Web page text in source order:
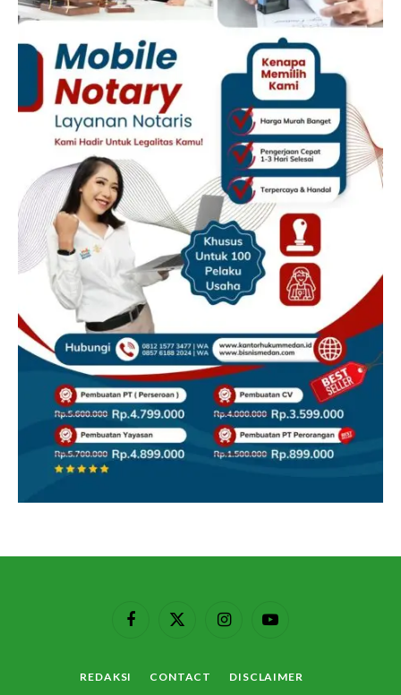
FacebookX
InstagramYouTube
REDAKSI CONTACT DISCLAIMER